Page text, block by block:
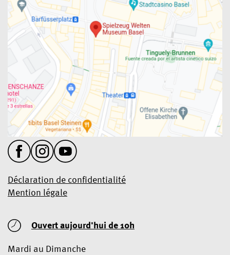
Déclaration de confidentialité
Mention légale
Ouvert aujourd'hui de 10h
Mardi au Dimanche